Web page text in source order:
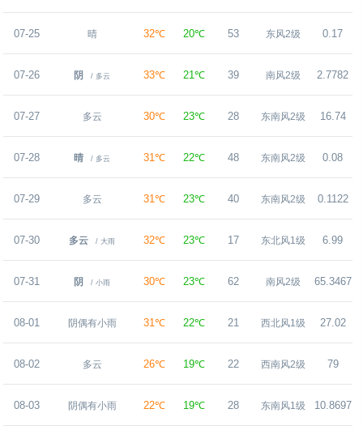
07-25 晴 32℃ 20℃ 53 东风2级 0.17
07-26 阴 / 多云 33℃ 21℃ 39 南风2级 2.7782
07-27 多云 30℃ 23℃ 28 东南风2级 16.74
07-28 晴 / 多云 31℃ 22℃ 48 东南风2级 0.08
07-29 多云 31℃ 23℃ 40 东南风2级 0.1122
07-30 多云 / 大雨 32℃ 23℃ 17 东北风1级 6.99
07-31 阴 / 小雨 30℃ 23℃ 62 南风2级 65.3467
08-01 阴偶有小雨 31℃ 22℃ 21 西北风1级 27.02
08-02 多云 26℃ 19℃ 22 西南风2级 79
08-03 阴偶有小雨 22℃ 19℃ 28 东南风1级 10.8697